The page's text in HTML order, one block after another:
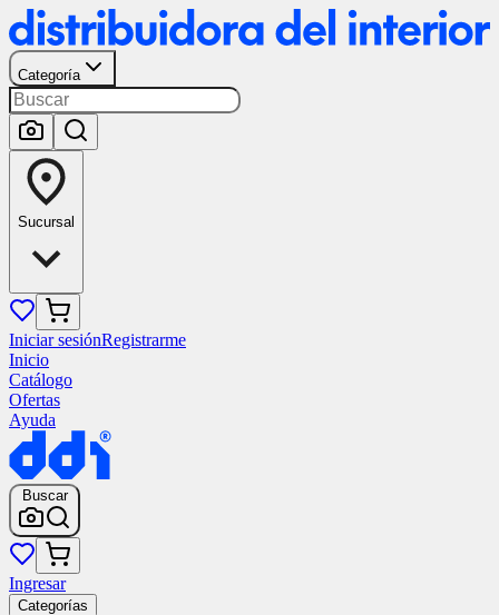
Categoría
Sucursal
Iniciar sesiónRegistrarme
Inicio
Catálogo
Ofertas
Ayuda
Buscar
Ingresar
Categorías